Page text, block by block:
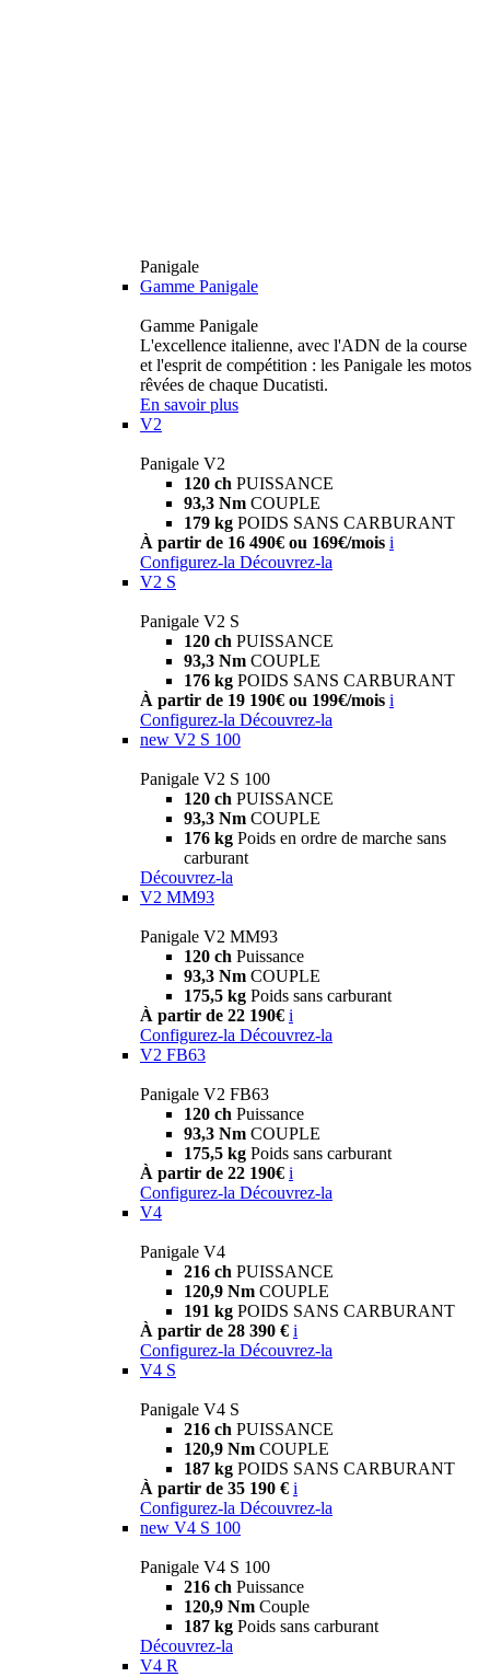
Panigale
Gamme Panigale
Gamme Panigale
L'excellence italienne, avec l'ADN de la course
et l'esprit de compétition : les Panigale les motos
rêvées de chaque Ducatisti.
En savoir plus
V2
Panigale V2
120 ch PUISSANCE
93,3 Nm COUPLE
179 kg POIDS SANS CARBURANT
À partir de 16 490€ ou 169€/mois i
Configurez-la Découvrez-la
V2 S
Panigale V2 S
120 ch PUISSANCE
93,3 Nm COUPLE
176 kg POIDS SANS CARBURANT
À partir de 19 190€ ou 199€/mois i
Configurez-la Découvrez-la
new V2 S 100
Panigale V2 S 100
120 ch PUISSANCE
93,3 Nm COUPLE
176 kg Poids en ordre de marche sans
carburant
Découvrez-la
V2 MM93
Panigale V2 MM93
120 ch Puissance
93,3 Nm COUPLE
175,5 kg Poids sans carburant
À partir de 22 190€ i
Configurez-la Découvrez-la
V2 FB63
Panigale V2 FB63
120 ch Puissance
93,3 Nm COUPLE
175,5 kg Poids sans carburant
À partir de 22 190€ i
Configurez-la Découvrez-la
V4
Panigale V4
216 ch PUISSANCE
120,9 Nm COUPLE
191 kg POIDS SANS CARBURANT
À partir de 28 390 € i
Configurez-la Découvrez-la
V4 S
Panigale V4 S
216 ch PUISSANCE
120,9 Nm COUPLE
187 kg POIDS SANS CARBURANT
À partir de 35 190 € i
Configurez-la Découvrez-la
new V4 S 100
Panigale V4 S 100
216 ch Puissance
120,9 Nm Couple
187 kg Poids sans carburant
Découvrez-la
V4 R